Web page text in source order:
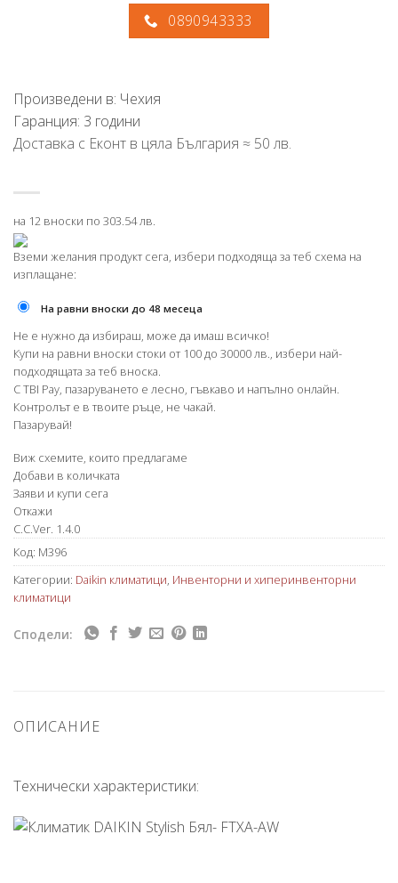
0890943333
Произведени в: Чехия
Гаранция: 3 години
Доставка с Еконт в цяла България ≈ 50 лв.
на 12 вноски по 303.54 лв.
Вземи желания продукт сега, избери подходяща за теб схема на
изплащане:
На равни вноски до 48 месеца
Не е нужно да избираш, може да имаш всичко!
Купи на равни вноски стоки от 100 до 30000 лв., избери най-
подходящата за теб вноска.
С TBI Pay, пазаруването е лесно, гъвкаво и напълно онлайн.
Контролът е в твоите ръце, не чакай.
Пазарувай!
Виж схемите, които предлагаме
Добави в количката
Заяви и купи сега
Откажи
C.C.Ver. 1.4.0
Код: M396
Категории: Daikin климатици Инвенторни и хиперинвенторни
климатици
Сподели:
ОПИСАНИЕ
Технически характеристики: